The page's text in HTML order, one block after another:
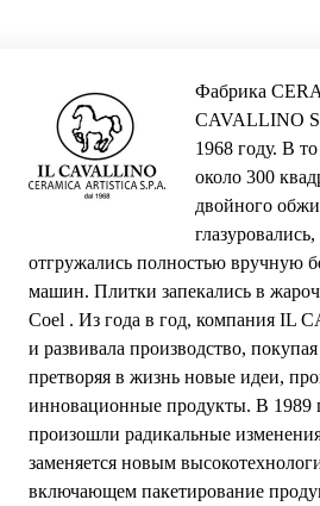
Фабрика
CAVALLINO
1968 году. В
около 300
двойного
отгружались полностью вручную
машин. Плитки запекались в
Coel . Из года в год, компания IL
и развивала производство,
претворяя в жизнь новые идеи,
инновационные продукты. В 1989
произошли радикальные
заменяется новым
включающем пакетирование